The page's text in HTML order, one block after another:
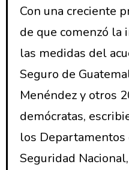
Con una creciente
de que comenzó la
las medidas del
Seguro de
Menéndez y otros
demócratas,
los Departamentos
Seguridad